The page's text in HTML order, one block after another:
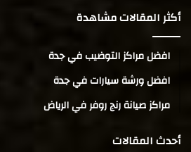
أكثر المقالات مشاهدة
افضل مراكز التوضيب في جدة
افضل ورشة سيارات في جدة
مراكز صيانة رنج روفر في الرياض
أحدث المقالات